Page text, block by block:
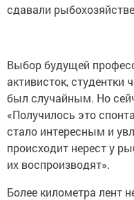
сдавали
Выбор будущей
активисток, студентки
был случайным. Но
«Получилось это
стало интересным и
происходит нерест у
их воспроизводят».
Более километра лент